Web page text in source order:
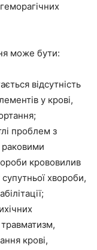
може бути:
відсутність
у крові,
проблем з
крововилив
хвороби,
крові,